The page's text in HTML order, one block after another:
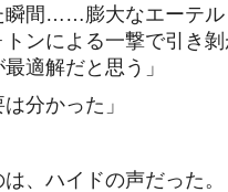
瞬間……膨大なエーテル
ンによる一撃で引き
適解だと思う」
分かった」
、ハイドの声だった。